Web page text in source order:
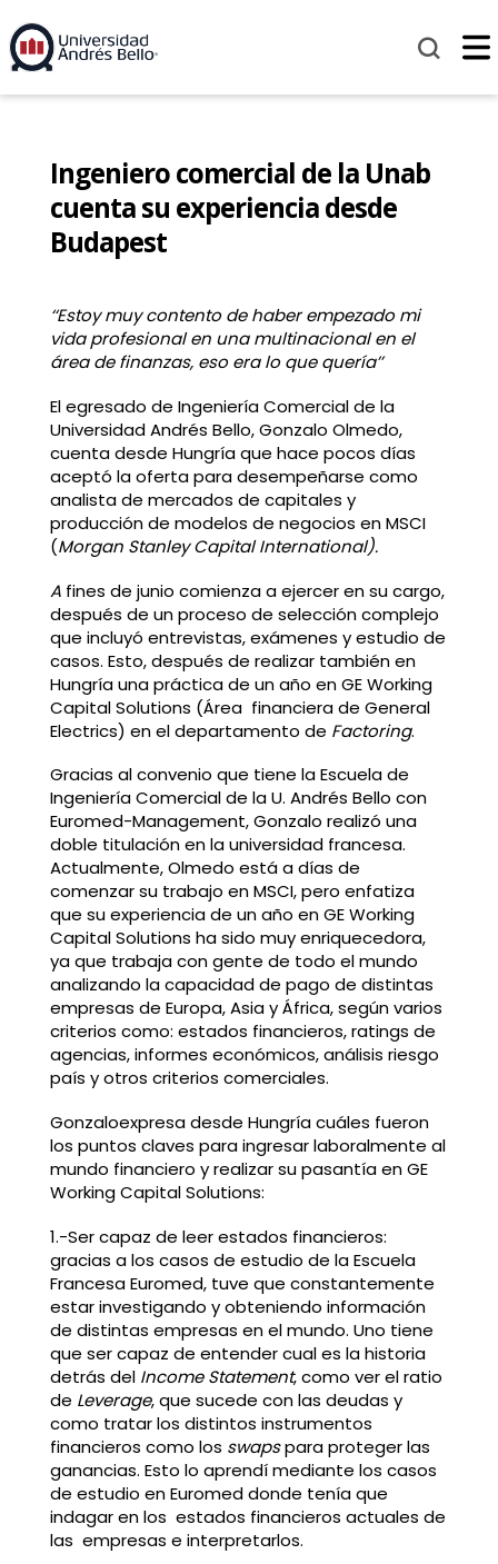
Ingeniero comercial de la Unab
cuenta su experiencia desde
Budapest
‘‘Estoy muy contento de haber empezado mi
vida profesional en una multinacional en el
área de finanzas, eso era lo que quería’’
El egresado de Ingeniería Comercial de la
Universidad Andrés Bello, Gonzalo Olmedo,
cuenta desde Hungría que hace pocos días
aceptó la oferta para desempeñarse como
analista de mercados de capitales y
producción de modelos de negocios en MSCI
(Morgan Stanley Capital International).
A fines de junio comienza a ejercer en su cargo,
después de un proceso de selección complejo
que incluyó entrevistas, exámenes y estudio de
casos. Esto, después de realizar también en
Hungría una práctica de un año en GE Working
Capital Solutions (Área financiera de General
Electrics) en el departamento de Factoring.
Gracias al convenio que tiene la Escuela de
Ingeniería Comercial de la U. Andrés Bello con
Euromed-Management, Gonzalo realizó una
doble titulación en la universidad francesa.
Actualmente, Olmedo está a días de
comenzar su trabajo en MSCI, pero enfatiza
que su experiencia de un año en GE Working
Capital Solutions ha sido muy enriquecedora,
ya que trabaja con gente de todo el mundo
analizando la capacidad de pago de distintas
empresas de Europa, Asia y África, según varios
criterios como: estados financieros, ratings de
agencias, informes económicos, análisis riesgo
país y otros criterios comerciales.
Gonzaloexpresa desde Hungría cuáles fueron
los puntos claves para ingresar laboralmente al
mundo financiero y realizar su pasantía en GE
Working Capital Solutions:
1.-Ser capaz de leer estados financieros:
gracias a los casos de estudio de la Escuela
Francesa Euromed, tuve que constantemente
estar investigando y obteniendo información
de distintas empresas en el mundo. Uno tiene
que ser capaz de entender cual es la historia
detrás del Income Statement, como ver el ratio
de Leverage, que sucede con las deudas y
como tratar los distintos instrumentos
financieros como los swapspara proteger las
ganancias. Esto lo aprendí mediante los casos
de estudio en Euromed donde tenía que
indagar en los estados financieros actuales de
las empresas e interpretarlos.